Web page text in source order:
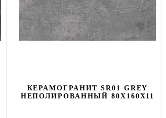
КЕРАМОГРАНИТ SR01 GREY
НЕПОЛИРОВАННЫЙ 80X160Х11